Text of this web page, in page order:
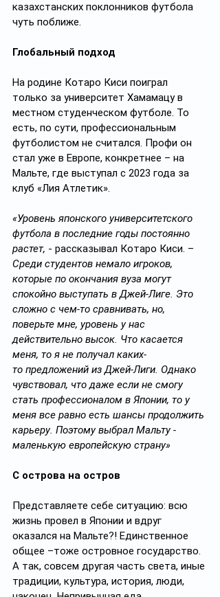
казахстанских поклонников футбола
чуть поближе.
Глобальный подход
На родине Котаро Киси поиграл
только за университет Хамамацу в
местном студенческом футболе. То
есть, по сути, профессиональным
футболистом не считался. Профи он
стал уже в Европе, конкретнее – на
Мальте, где выступал с 2023 года за
клуб «Лия Атлетик».
«Уровень японского университетского
футбола в последние годы постоянно
растет, - рассказывал Котаро Киси. –
Среди студентов немало игроков,
которые по окончания вуза могут
спокойно выступать в Джей-Лиге. Это
сложно с чем-то сравнивать, но,
поверьте мне, уровень у нас
действительно высок. Что касается
меня, то я не получал каких-
то предложений из Джей-Лиги. Однако
чувствовал, что даже если не смогу
стать профессионалом в Японии, то у
меня все равно есть шансы продолжить
карьеру. Поэтому выбрал Мальту -
маленькую европейскую страну»
С острова на остров
Представляете себе ситуацию: всю
жизнь провел в Японии и вдруг
оказался на Мальте?! Единственное
общее –тоже островное государство.
А так, совсем другая часть света, иные
традиции, культура, история, люди,